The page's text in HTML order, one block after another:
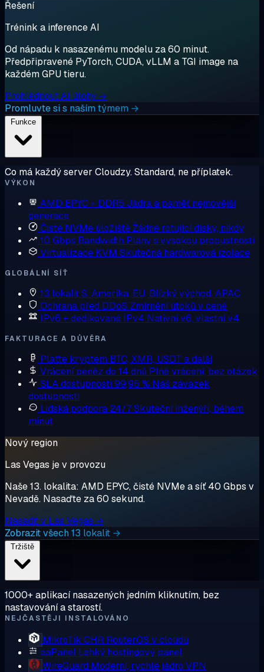
Řešení
Trénink a inference AI
Od nápadu k nasazenému modelu za 60 minut.
Předpřipravené PyTorch, CUDA, vLLM a TGI image na
každém GPU tieru.
Prohlédnout AI úlohy →
Promluvte si s naším týmem →
Co má každý server Cloudzy. Standard, ne příplatek.
VÝKON
AMD EPYC + DDR5 Jádra a paměť nejnovější
generace
Čisté NVMe úložištěŽádné rotující disky, nikdy
10 Gbps Bandwidth Plány s vysokou propustností
Virtualizace KVM Skutečná hardwarová izolace
GLOBÁLNÍ SÍŤ
13 lokalitS. Amerika, EU, Blízký východ, APAC
Ochrana před DDoS Zmírnění útoků v ceně
IPv6 + dedikované IPv4 Nativní v6, vlastní v4
FAKTURACE A DŮVĚRA
Plaťte kryptem BTC, XMR, USDT a další
Vrácení peněz do 14 dnů Plné vrácení, bez otázek
SLA dostupnosti 99,95 % Náš závazek
dostupnosti
Lidská podpora 24/7Skuteční inženýři, během
minut
Nový region
Las Vegas je v provozu
Naše 13. lokalita: AMD EPYC, čisté NVMe a síť 40 Gbps v
Nevadě. Nasaďte za 60 sekund.
Nasadit v Las Vegas →
Zobrazit všech 13 lokalit →
1000+ aplikací nasazených jedním kliknutím, bez
nastavování a starostí.
NEJČASTĚJI INSTALOVÁNO
MikroTik CHR RouterOS v cloudu
aaPanel Lehký hostingový panel
WireGuard Moderní, rychlé jádro VPN